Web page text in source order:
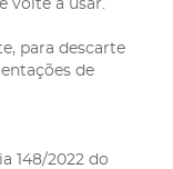
volte a usar.
para descarte
de
148/2022 do